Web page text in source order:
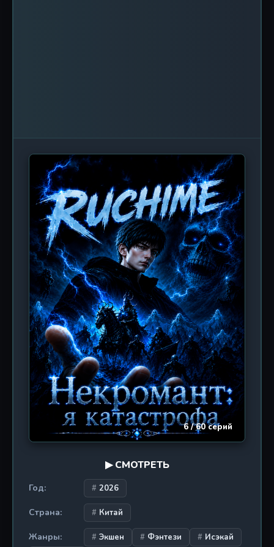
6 / 60 серий
▶ СМОТРЕТЬ
Год: 2026
Страна: Китай
Жанры: Экшен Фэнтези
Исэкай